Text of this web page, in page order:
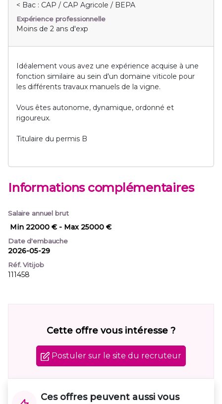
< Bac : CAP / CAP Agricole / BEPA
Expérience professionnelle
Moins de 2 ans d'exp
Idéalement vous avez une expérience acquise à une
fonction similaire au sein d'un domaine viticole pour
les différents travaux manuels de la vigne.
Vous êtes autonome, dynamique, ordonné et
rigoureux.
Titulaire du permis B
Informations complémentaires
Salaire annuel brut
Min 22000 € - Max 25000 €
Date d'embauche
2026-05-29
Réf. Vitijob
111458
Cette offre vous intéresse ?
Postuler sur le site du recruteur
Ces offres peuvent aussi vous